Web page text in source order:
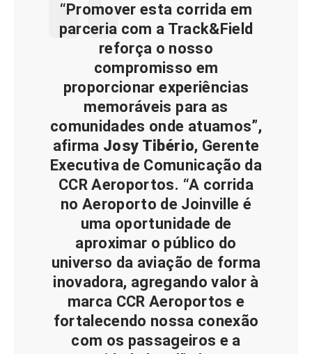
“Promover esta corrida em
parceria com a Track&Field
reforça o nosso
compromisso em
proporcionar experiências
memoráveis para as
comunidades onde atuamos”,
afirma Josy Tibério, Gerente
Executiva de Comunicação da
CCR Aeroportos. “A corrida
no Aeroporto de Joinville é
uma oportunidade de
aproximar o público do
universo da aviação de forma
inovadora, agregando valor à
marca CCR Aeroportos e
fortalecendo nossa conexão
com os passageiros e a